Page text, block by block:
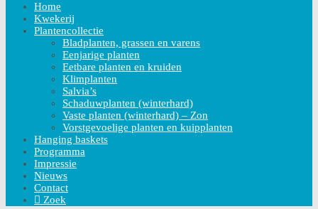
Home
Kwekerij
Plantencollectie
Bladplanten, grassen en varens
Eenjarige planten
Eetbare planten en kruiden
Klimplanten
Salvia’s
Schaduwplanten (winterhard)
Vaste planten (winterhard) – Zon
Vorstgevoelige planten en kuipplanten
Hanging baskets
Programma
Impressie
Nieuws
Contact
Zoek